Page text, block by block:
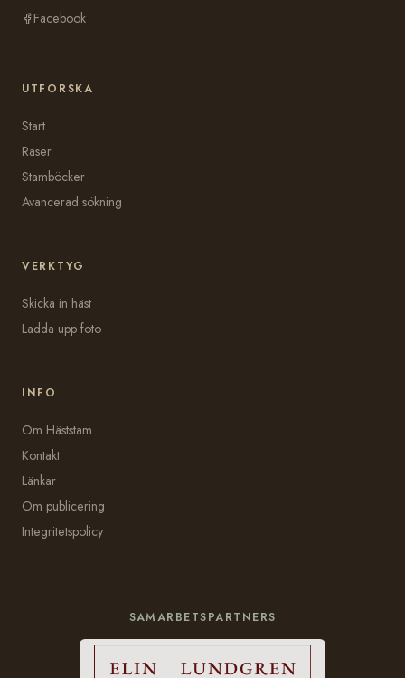
Facebook
UTFORSKA
Start
Raser
Stamböcker
Avancerad sökning
VERKTYG
Skicka in häst
Ladda upp foto
INFO
Om Häststam
Kontakt
Länkar
Om publicering
Integritetspolicy
SAMARBETSPARTNERS